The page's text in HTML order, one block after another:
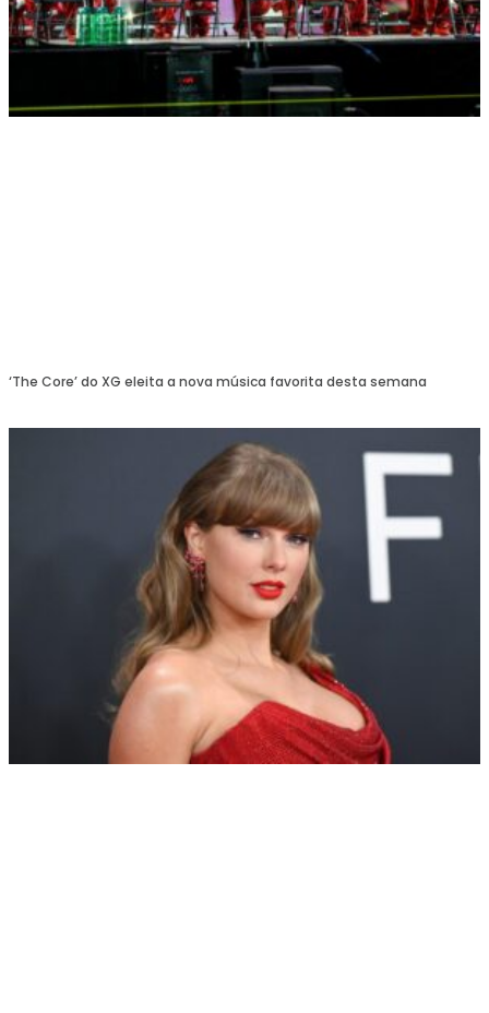
‘The Core’ do XG eleita a nova música favorita desta semana